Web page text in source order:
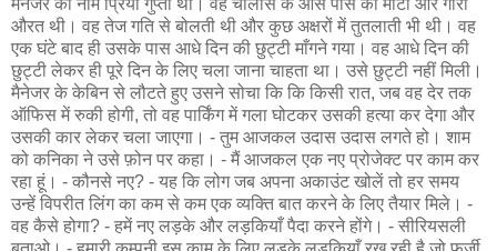
औरत थी। वह तेज गति से बोलती थी और कुछ अक्षरों में तुतलाती भी थी। वह
एक घंटे बाद ही उसके पास आधे दिन की छुट्टी माँगने गया। वह आधे दिन की
छुट्टी लेकर ही पूरे दिन के लिए चला जाना चाहता था। उसे छुट्टी नहीं मिली।
मैनेजर के केबिन से लौटते हुए उसने सोचा कि कि किसी रात, जब वह देर तक
ऑफिस में रुकी होगी, तो वह पार्किंग में गला घोटकर उसकी हत्या कर देगा और
उसकी कार लेकर चला जाएगा। - तुम आजकल उदास उदास लगते हो। शाम
को कनिका ने उसे फ़ोन पर कहा। - मैं आजकल एक नए प्रोजेक्ट पर काम कर
रहा हूं। - कौनसे नए? - यह कि लोग जब अपना अकाउंट खोलें तो हर समय
उन्हें विपरीत लिंग का कम से कम एक व्यक्ति बात करने के लिए तैयार मिले। -
वह कैसे होगा? - हमें नए लड़के और लड़कियाँ पैदा करने होंगे। - सीरियसली